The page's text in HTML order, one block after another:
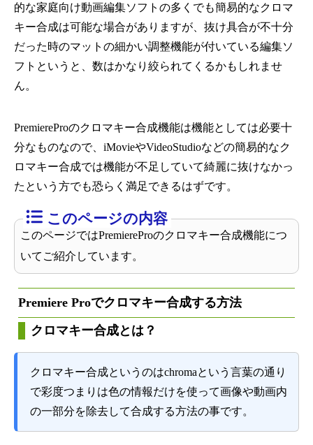
的な家庭向け動画編集ソフトの多くでも簡易的なクロマ
キー合成は可能な場合がありますが、抜け具合が不十分
だった時のマットの細かい調整機能が付いている編集ソ
フトというと、数はかなり絞られてくるかもしれませ
ん。
PremiereProのクロマキー合成機能は機能としては必要十
分なものなので、iMovieやVideoStudioなどの簡易的なク
ロマキー合成では機能が不足していて綺麗に抜けなかっ
たという方でも恐らく満足できるはずです。
このページではPremiereProのクロマキー合成機能につ
いてご紹介しています。
Premiere Proでクロマキー合成する方法
クロマキー合成とは ？
クロマキー合成というのはchromaという言葉の通り
で彩度つまりは色の情報だけを使って画像や動画内
の一部分を除去して合成する方法の事です。